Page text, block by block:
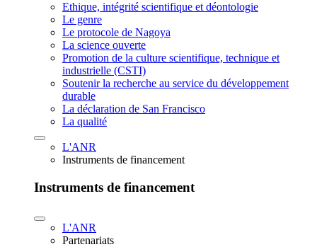
Ethique, intégrité scientifique et déontologie
Le genre
Le protocole de Nagoya
La science ouverte
Promotion de la culture scientifique, technique et
industrielle (CSTI)
Soutenir la recherche au service du développement
durable
La déclaration de San Francisco
La qualité
L'ANR
Instruments de financement
Instruments de financement
L'ANR
Partenariats